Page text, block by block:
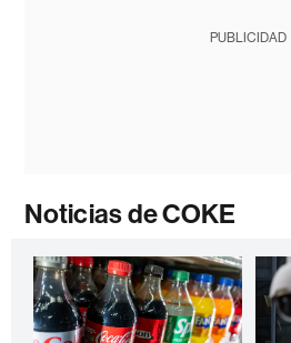
PUBLICIDAD
Noticias de COKE